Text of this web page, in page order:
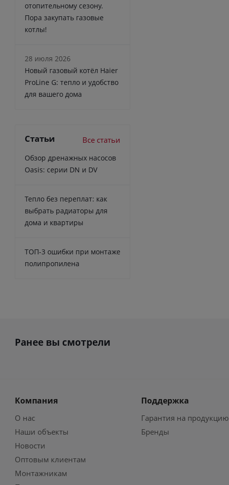
отопительному сезону.
Пора закупать газовые
котлы!
28 июля 2026
Новый газовый котёл Haier
ProLine G: тепло и удобство
для вашего дома
Статьи Все статьи
Обзор дренажных насосов
Oasis: серии DN и DV
Тепло без переплат: как
выбрать радиаторы для
дома и квартиры
ТОП-3 ошибки при монтаже
полипропилена
Ранее вы смотрели
Компания
О нас
Наши объекты
Новости
Оптовым клиентам
Монтажникам
Поддержка
Гарантия на продукцию
Бренды